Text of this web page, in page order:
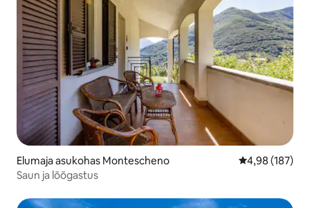
Elumaja asukohas Montescheno Keskmine
4,98 (187)
Saun ja lõõgastus